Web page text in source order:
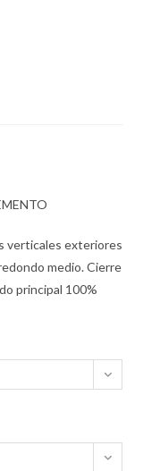
verticales exteriores
medio. Cierre
principal 100%